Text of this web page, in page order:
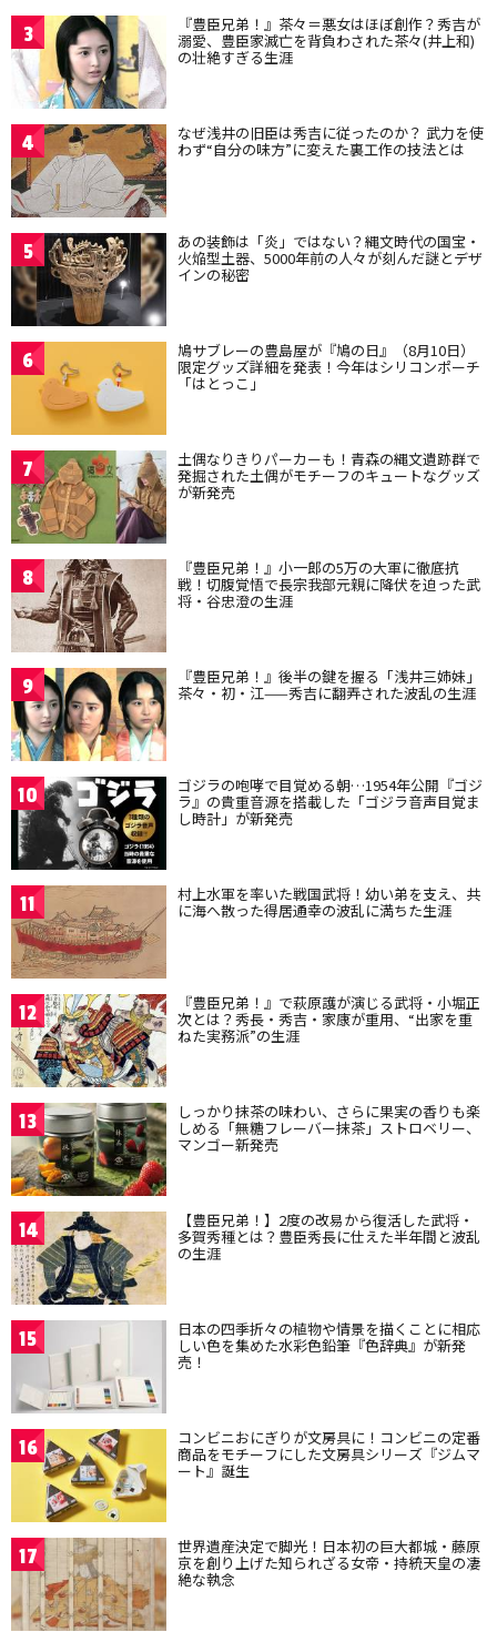
3 『豊臣兄弟！』茶々＝悪女はほぼ創作？秀吉が
溺愛、豊臣家滅亡を背負わされた茶々(井上和)
の壮絶すぎる生涯
4 なぜ浅井の旧臣は秀吉に従ったのか？ 武力を使
わず“自分の味方”に変えた裏工作の技法とは
5 あの装飾は「炎」ではない？縄文時代の国宝・
火焔型土器、5000年前の人々が刻んだ謎とデザ
インの秘密
6 鳩サブレーの豊島屋が『鳩の日』（8月10日）
限定グッズ詳細を発表！今年はシリコンポーチ
「はとっこ」
7 土偶なりきりパーカーも！青森の縄文遺跡群で
発掘された土偶がモチーフのキュートなグッズ
が新発売
8 『豊臣兄弟！』小一郎の5万の大軍に徹底抗
戦！切腹覚悟で長宗我部元親に降伏を迫った武
将・谷忠澄の生涯
9 『豊臣兄弟！』後半の鍵を握る「浅井三姉妹」
茶々・初・江——秀吉に翻弄された波乱の生涯
10 ゴジラの咆哮で目覚める朝…1954年公開『ゴジ
ラ』の貴重音源を搭載した「ゴジラ音声目覚ま
し時計」が新発売
11 村上水軍を率いた戦国武将！幼い弟を支え、共
に海へ散った得居通幸の波乱に満ちた生涯
12 『豊臣兄弟！』で萩原護が演じる武将・小堀正
次とは？秀長・秀吉・家康が重用、“出家を重
ねた実務派”の生涯
13 しっかり抹茶の味わい、さらに果実の香りも楽
しめる「無糖フレーバー抹茶」ストロベリー、
マンゴー新発売
14 【豊臣兄弟！】2度の改易から復活した武将・
多賀秀種とは？豊臣秀長に仕えた半年間と波乱
の生涯
15 日本の四季折々の植物や情景を描くことに相応
しい色を集めた水彩色鉛筆『色辞典』が新発
売！
16 コンビニおにぎりが文房具に！コンビニの定番
商品をモチーフにした文房具シリーズ『ジムマ
ート』誕生
17 世界遺産決定で脚光！日本初の巨大都城・藤原
京を創り上げた知られざる女帝・持統天皇の凄
絶な執念